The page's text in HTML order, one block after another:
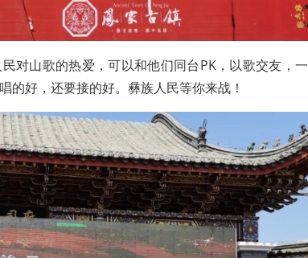
对山歌的热爱，可以和他们同台PK，以歌交友，一
的好，还要接的好。彝族人民等你来战！